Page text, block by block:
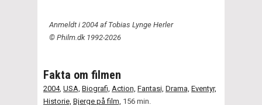
Anmeldt i 2004 af Tobias Lynge Herler
© Philm.dk 1992-2026
Fakta om filmen
2004, USA, Biografi, Action, Fantasi, Drama, Eventyr,
Historie, Bjerge på film, 156 min.